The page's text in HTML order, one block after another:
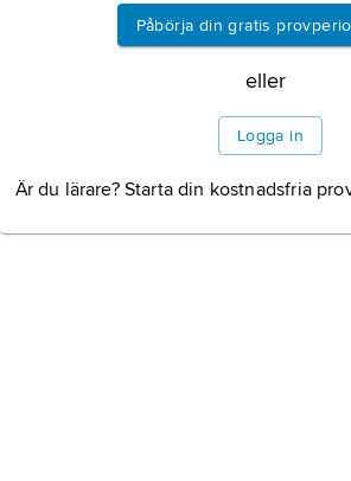
Påbörja din gratis
eller
Logga in
Är du lärare? Starta din kostnadsfria